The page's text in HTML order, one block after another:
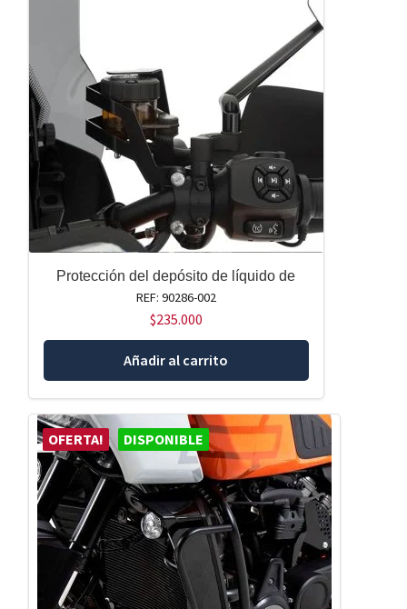
Protección del depósito de líquido de
REF: 90286-002
$235.000
Añadir al carrito
OFERTA! DISPONIBLE